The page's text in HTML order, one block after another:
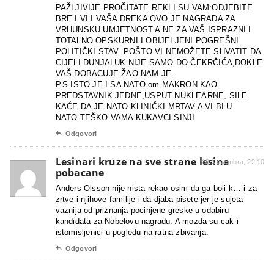
PAŽLJIVIJE PROČITATE REKLI SU VAM:ODJEBITE
BRE I VI I VAŠA DREKA OVO JE NAGRADA ZA
VRHUNSKU UMJETNOST A NE ZA VAŠ ISPRAZNI I
TOTALNO OPSKURNI I OBIJELJENI POGREŠNI
POLITIČKI STAV. POŠTO VI NEMOŽETE SHVATIT DA
CIJELI DUNJALUK NIJE SAMO DO ČEKRČIĆA,DOKLE
VAŠ DOBACUJE ŽAO NAM JE.
P.S.ISTO JE I SA NATO-om MAKRON KAO
PREDSTAVNIK JEDNE,USPUT NUKLEARNE, SILE
KAĆE DA JE NATO KLINIČKI MRTAV A VI BI U
NATO.TEŠKO VAMA KUKAVCI SINJI
 Odgovori
Lesinari kruze na sve strane lesine
pobacane
18 Novembra, 22:10
Anders Olsson nije nista rekao osim da ga boli k… i za
zrtve i njihove familije i da djaba pisete jer je sujeta
vaznija od priznanja pocinjene greske u odabiru
kandidata za Nobelovu nagradu. A mozda su cak i
istomisljenici u pogledu na ratna zbivanja.
 Odgovori